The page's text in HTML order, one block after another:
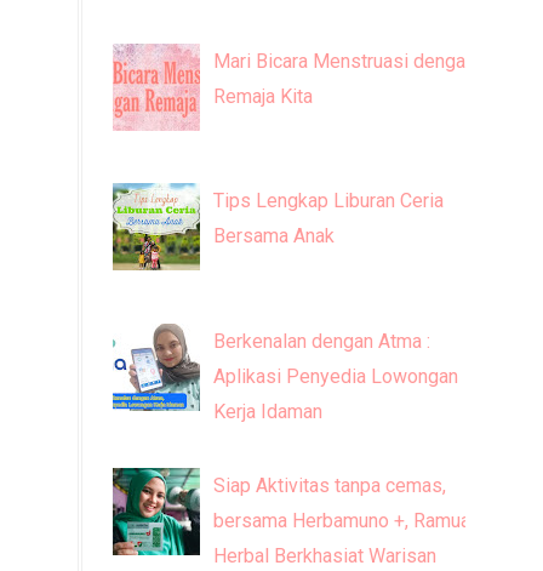
Mari Bicara Menstruasi dengan
Remaja Kita
Tips Lengkap Liburan Ceria
Bersama Anak
Berkenalan dengan Atma :
Aplikasi Penyedia Lowongan
Kerja Idaman
Siap Aktivitas tanpa cemas,
bersama Herbamuno +, Ramuan
Herbal Berkhasiat Warisan